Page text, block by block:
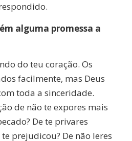
alguma promessa a
do teu coração. Os
facilmente, mas Deus
toda a sinceridade.
de não te expores mais
De te privares
prejudicou? De não leres